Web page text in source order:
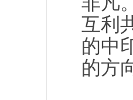
互利
的中
的方